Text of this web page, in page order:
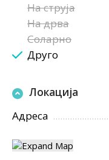
На струја
На дрва
Соларно
Друго
Локација
Адреса